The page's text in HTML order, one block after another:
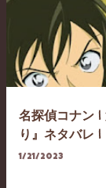
名探偵コナン
り』ネタバレ
1/21/2023